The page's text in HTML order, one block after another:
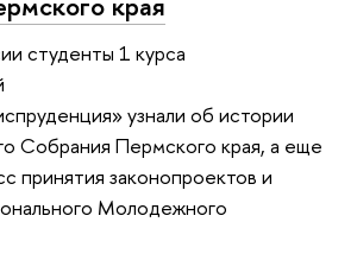
студенты 1 курса
узнали об истории
Собрания Пермского края, а еще
принятия законопроектов и
Молодежного